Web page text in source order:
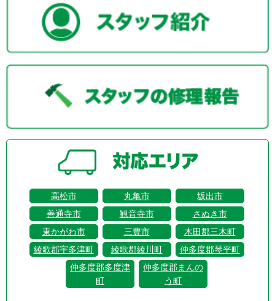
高松市 丸亀市
坂出市
善通寺市
観音寺市
さぬき市
東かがわ市
三豊市
木田郡三木町
綾歌郡宇多津町
綾歌郡綾川町
仲多度郡琴平町
仲多度郡多度津
町
仲多度郡まんの
う町